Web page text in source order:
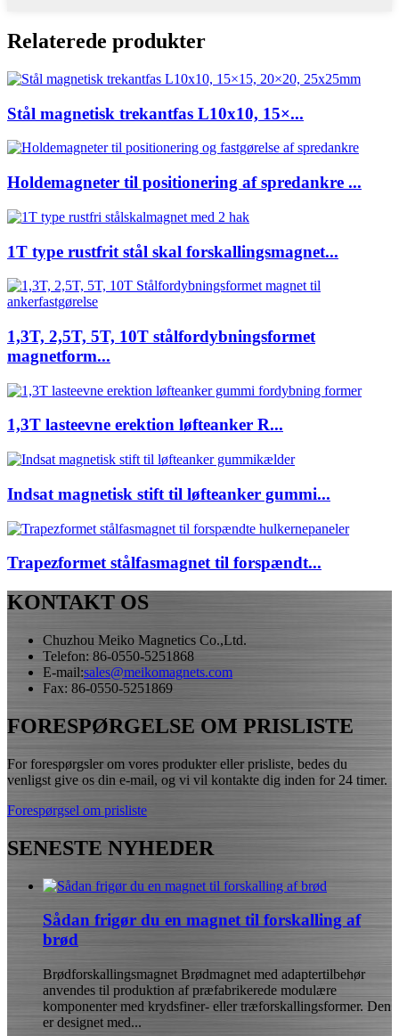
Relaterede produkter
Stål magnetisk trekantfas L10x10, 15×...
Holdemagneter til positionering af spredankre ...
1T type rustfrit stål skal forskallingsmagnet...
1,3T, 2,5T, 5T, 10T stålfordybningsformet
magnetform...
1,3T lasteevne erektion løfteanker R...
Indsat magnetisk stift til løfteanker gummi...
Trapezformet stålfasmagnet til forspændt...
KONTAKT OS
Chuzhou Meiko Magnetics Co.,Ltd.
Telefon: 86-0550-5251868
E-mail:sales@meikomagnets.com
Fax: 86-0550-5251869
FORESPØRGELSE OM PRISLISTE
For forespørgsler om vores produkter eller prisliste, bedes du
venligst give os din e-mail, og vi vil kontakte dig inden for 24 timer.
Forespørgsel om prisliste
SENESTE NYHEDER
Sådan frigør du en magnet til forskalling af
brød
Brødforskallingsmagnet Brødmagnet med adaptertilbehør
anvendes til produktion af præfabrikerede modulære
komponenter med krydsfiner- eller træforskallingsformer. Den
er designet med...